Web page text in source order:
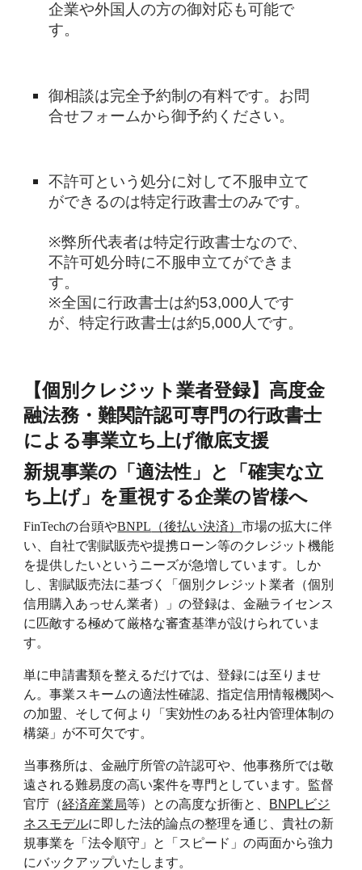
企業や外国人の方の御対応も可能で
す。
御相談は完全予約制の有料です。お問
合せフォームから御予約ください。
不許可という処分に対して不服申立て
ができるのは特定行政書士のみです。
※弊所代表者は特定行政書士なので、
不許可処分時に不服申立てができま
す。
※全国に行政書士は約53,000人です
が、特定行政書士は約5,000人です。
【個別クレジット業者登録】高度金
融法務・難関許認可専門の行政書士
による事業立ち上げ徹底支援
新規事業の「適法性」と「確実な立
ち上げ」を重視する企業の皆様へ
FinTechの台頭やBNPL （後払い決済）市場の拡大に伴
い、自社で割賦販売や提携ローン等のクレジット機能
を提供したいというニーズが急増しています。しか
し、割賦販売法に基づく「個別クレジット業者（個別
信用購入あっせん業者）」の登録は、金融ライセンス
に匹敵する極めて厳格な審査基準が設けられていま
す。
単に申請書類を整えるだけでは、登録には至りませ
ん。事業スキームの適法性確認、指定信用情報機関へ
の加盟、そして何より「実効性のある社内管理体制の
構築」が不可欠です。
当事務所は、金融庁所管の許認可や、他事務所では敬
遠される難易度の高い案件を専門としています。監督
官庁（経済産業局等）との高度な折衝と、 BNPLビジ
ネスモデルに即した法的論点の整理を通じ、貴社の新
規事業を「法令順守」と「スピード」の両面から強力
にバックアップいたします。